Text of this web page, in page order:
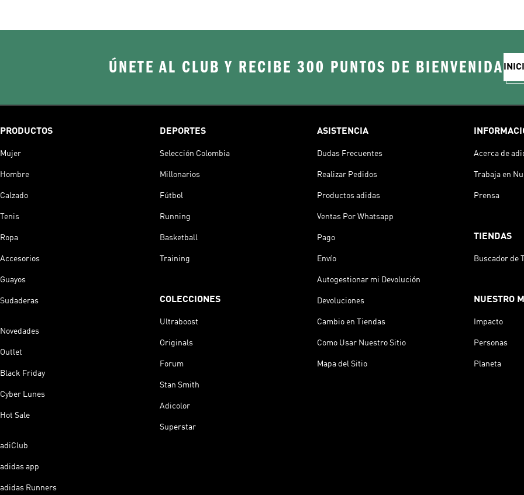
ÚNETE AL CLUB Y RECIBE 300 PUNTOS DE BIENVENIDA
PRODUCTOS
Mujer
Hombre
Calzado
Tenis
Ropa
Accesorios
Guayos
Sudaderas
Novedades
Outlet
Black Friday
Cyber Lunes
Hot Sale
adiClub
adidas app
adidas Runners
DEPORTES
Selección Colombia
Millonarios
Fútbol
Running
Basketball
Training
COLECCIONES
Ultraboost
Originals
Forum
Stan Smith
Adicolor
Superstar
ASISTENCIA
Dudas Frecuentes
Realizar Pedidos
Productos adidas
Ventas Por Whatsapp
Pago
Envío
Autogestionar mi Devolución
Devoluciones
Cambio en Tiendas
Como Usar Nuestro Sitio
Mapa del Sitio
Acerca de
Trabaja en
Prensa
TIENDAS
Buscador de
NUESTRO
Impacto
Personas
Planeta